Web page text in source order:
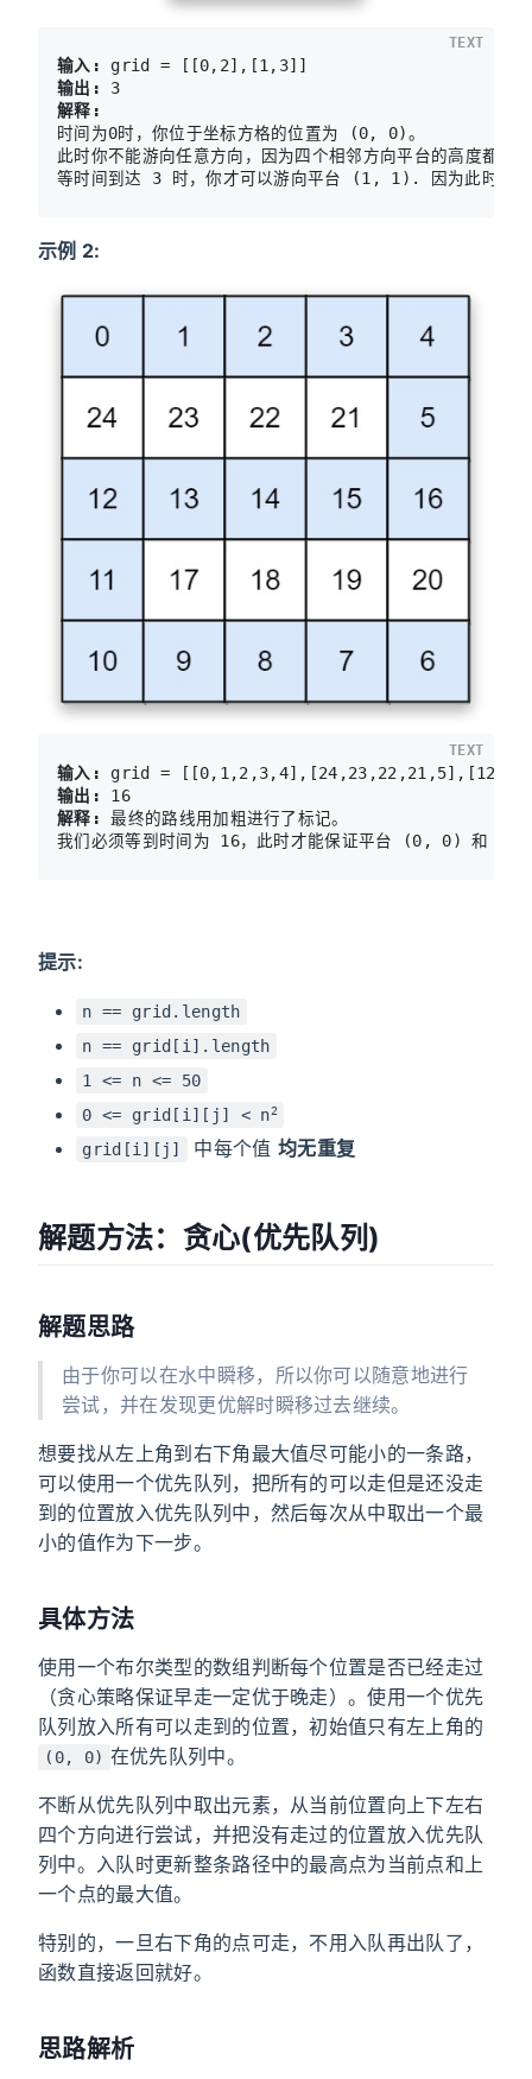
输入:
输出:
解释:
时间为0时，你位于坐标方格的位置为
(0, 0)。
此时你不能游向任意方向，因为四个相邻方向平台的高度都大
TEXT
示例 2:
输入:
输出:
16
解释: 最终的路线用加粗进行了标记。
TEXT
提示:
n == grid.length
n == grid[i].length
1 <= n <= 50
0 <= grid[i][j] < n2
grid[i][j] 中每个值 均无重复
解题方法：贪心(优先队列)
解题思路
由于你可以在水中瞬移，所以你可以随意地进行
尝试，并在发现更优解时瞬移过去继续。
想要找从左上角到右下角最大值尽可能小的一条路，
可以使用一个优先队列，把所有的可以走但是还没走
到的位置放入优先队列中，然后每次从中取出一个最
小的值作为下一步。
具体方法
使用一个布尔类型的数组判断每个位置是否已经走过
（贪心策略保证早走一定优于晚走）。使用一个优先
队列放入所有可以走到的位置，初始值只有左上角的
(0, 0) 在优先队列中。
不断从优先队列中取出元素，从当前位置向上下左右
四个方向进行尝试，并把没有走过的位置放入优先队
列中。入队时更新整条路径中的最高点为当前点和上
一个点的最大值。
特别的，一旦右下角的点可走，不用入队再出队了，
函数直接返回就好。
思路解析